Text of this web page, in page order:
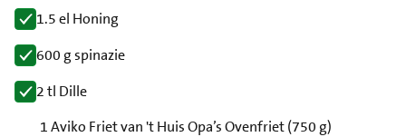
1.5 el Honing
600 g spinazie
2 tl Dille
1 Aviko Friet van 't Huis Opa’s Ovenfriet (750 g)